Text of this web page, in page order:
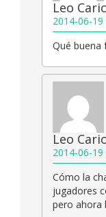
Leo
2014-06-19
Qué buena
Leo
2014-06-19
Cómo la
jugadores
pero ahora